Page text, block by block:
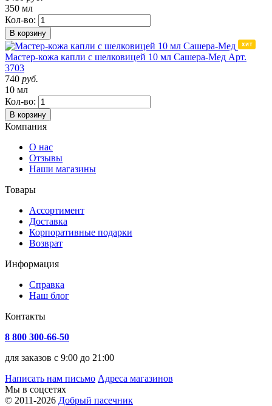
350 мл
Кол-во:
В корзину
Мастер-кожа капли с шелковицей 10 мл Сашера-Мед Арт.
3703
740 руб.
10 мл
Кол-во:
В корзину
Компания
О нас
Отзывы
Наши магазины
Товары
Ассортимент
Доставка
Корпоративные подарки
Возврат
Информация
Справка
Наш блог
Контакты
8 800 300-66-50
для заказов с 9:00 до 21:00
Написать нам письмо Адреса магазинов
Мы в соцсетях
© 2011-2026 Добрый пасечник